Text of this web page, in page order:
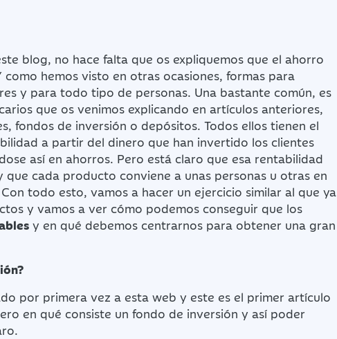
blog, no hace falta que os expliquemos que el ahorro
hemos visto en otras ocasiones, formas para
y para todo tipo de personas. Una bastante común, es
que os venimos explicando en artículos anteriores,
fondos de inversión o depósitos. Todos ellos tienen el
a partir del dinero que han invertido los clientes
así en ahorros. Pero está claro que esa rentabilidad
cada producto conviene a unas personas u otras en
todo esto, vamos a hacer un ejercicio similar al que ya
y vamos a ver cómo podemos conseguir que los
y en qué debemos centrarnos para obtener una gran
por primera vez a esta web y este es el primer artículo
en qué consiste un fondo de inversión y así poder